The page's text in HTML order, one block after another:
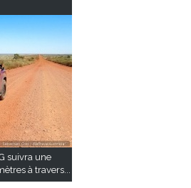
suivra une
à travers...